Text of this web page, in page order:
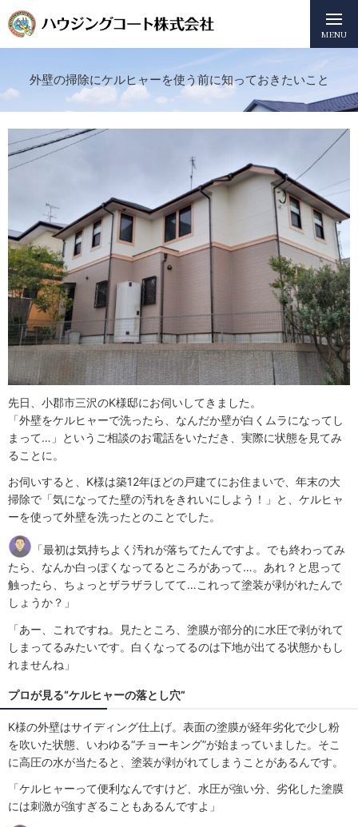
MENU
外壁の掃除にケルヒャーを使う前に知っておきたいこと
先日、小郡市三沢のK様邸にお伺いしてきました。
「外壁をケルヒャーで洗ったら、なんだか壁が白くムラになってし
まって…」というご相談のお電話をいただき、実際に状態を見てみ
ることに。
お伺いすると、K様は築12年ほどの戸建てにお住まいで、年末の大
掃除で「気になってた壁の汚れをきれいにしよう！」と、ケルヒャ
ーを使って外壁を洗ったとのことでした。
「最初は気持ちよく汚れが落ちてたんですよ。でも終わってみ
たら、なんか白っぽくなってるところがあって…。あれ？と思って
触ったら、ちょっとザラザラしてて…これって塗装が剥がれたんで
しょうか？」
「あー、これですね。見たところ、塗膜が部分的に水圧で剥がれて
しまってるみたいです。白くなってるのは下地が出てる状態かもし
れませんね」
プロが見る“ケルヒャーの落とし穴”
K様の外壁はサイディング仕上げ。表面の塗膜が経年劣化で少し粉
を吹いた状態、いわゆる“チョーキング”が始まっていました。そこ
に高圧の水が当たると、塗装が剥がれてしまうことがあるんです。
「ケルヒャーって便利なんですけど、水圧が強い分、劣化した塗膜
には刺激が強すぎることもあるんですよ」